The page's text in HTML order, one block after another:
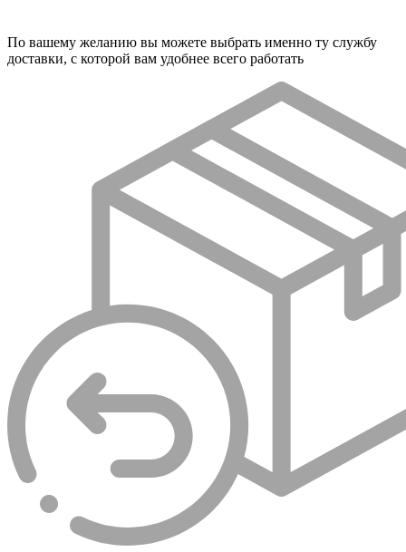
По вашему желанию вы можете выбрать именно ту службу
доставки, с которой вам удобнее всего работать